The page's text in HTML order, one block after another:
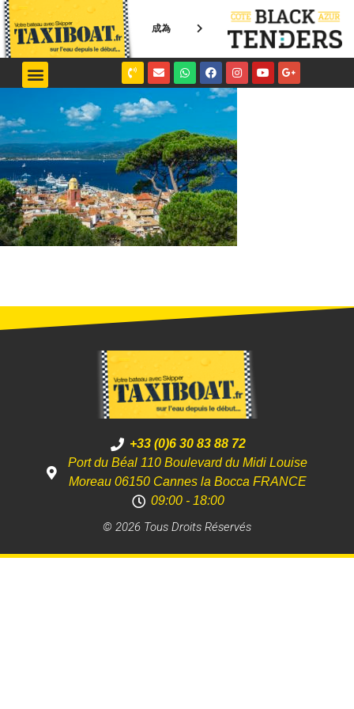
成為
+33 (0)6 30 83 88 72
Port du Béal 110 Boulevard du Midi Louise
Moreau 06150 Cannes la Bocca FRANCE
09:00 - 18:00
© 2026 Tous Droits Réservés